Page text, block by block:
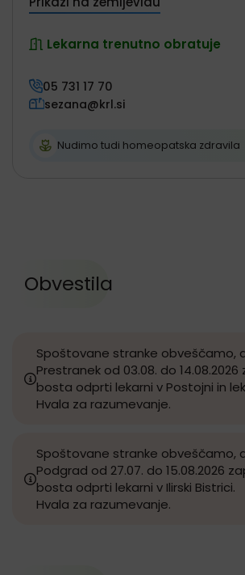
Obvestila
Spoštovane stranke obveščamo,
Prestranek od 03.08. do
bosta odprti lekarni v Postojni in
Hvala za razumevanje.
Spoštovane stranke obveščamo,
Podgrad od 27.07. do 15.08.2026
bosta odprti lekarni v Ilirski Bistrici.
Hvala za razumevanje.
Lekarna trenutno obratuje
05 731 17 70
sezana@krl.si
Nudimo tudi homeopatska zdravila